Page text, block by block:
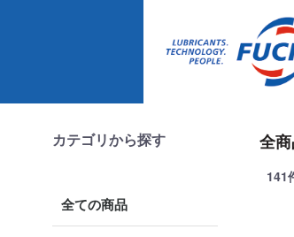
カテゴリから探す
全ての商品
全
141